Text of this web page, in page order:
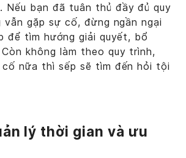
Nếu bạn đã tuân thủ đầy đủ quy
vẫn gặp sự cố, đừng ngần ngại
để tìm hướng giải quyết, bổ
không làm theo quy trình,
cố nữa thì sếp sẽ tìm đến hỏi tội
lý thời gian và ưu